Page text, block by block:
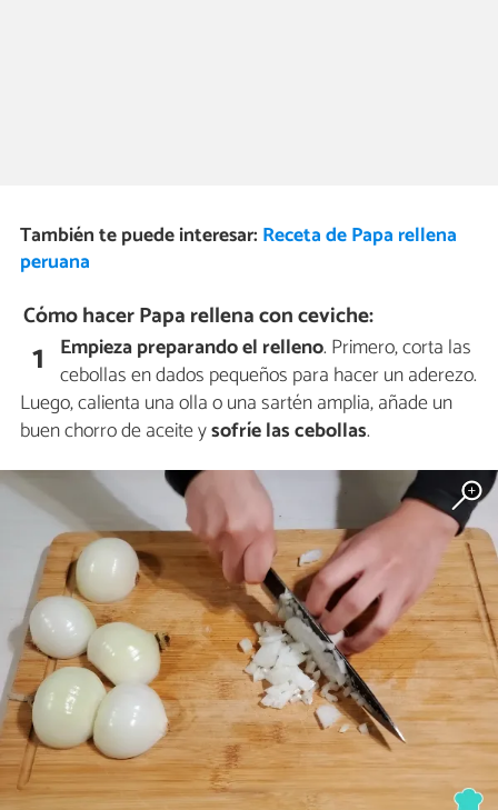
También te puede interesar: Receta de Papa rellena
peruana
Cómo hacer Papa rellena con ceviche:
1 Empieza preparando el relleno. Primero, corta las
cebollas en dados pequeños para hacer un aderezo.
Luego, calienta una olla o una sartén amplia, añade un
buen chorro de aceite ysofríelas cebollas.